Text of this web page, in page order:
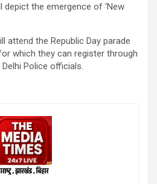
depict the emergence of ‘New
attend the Republic Day parade
which they can register through
Police officials.